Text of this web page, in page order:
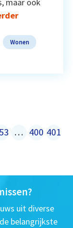
Wonen
… 400 401
uit diverse
belangrijkste